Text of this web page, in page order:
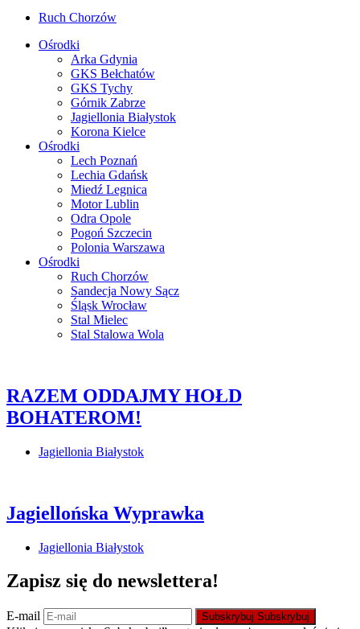
Ruch Chorzów
Ośrodki
Arka Gdynia
GKS Bełchatów
GKS Tychy
Górnik Zabrze
Jagiellonia Białystok
Korona Kielce
Ośrodki
Lech Poznań
Lechia Gdańsk
Miedź Legnica
Motor Lublin
Odra Opole
Pogoń Szczecin
Polonia Warszawa
Ośrodki
Ruch Chorzów
Sandecja Nowy Sącz
Śląsk Wrocław
Stal Mielec
Stal Stalowa Wola
RAZEM ODDAJMY HOŁD
BOHATEROM!
Jagiellonia Białystok
Jagiellońska Wyprawka
Jagiellonia Białystok
Zapisz się do newslettera!
E-mail Subskrybuj Subskrybuj